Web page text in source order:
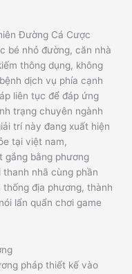
bé nhỏ đường, căn nhà
thông dụng, không
dịch vụ phía cạnh
liên tục để đáp ứng
trạng chuyên ngành
trí này đang xuất hiện
tại việt nam,
gắng bằng phương
nhã cùng phần
địa phương, thành
lẩn quẩn chơi game
pháp thiết kế vào